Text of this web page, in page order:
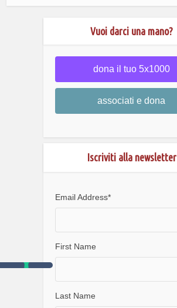
Vuoi darci una mano?
dona il tuo 5x1000
associati e dona
Iscriviti alla newsletter
Email Address*
First Name
Last Name